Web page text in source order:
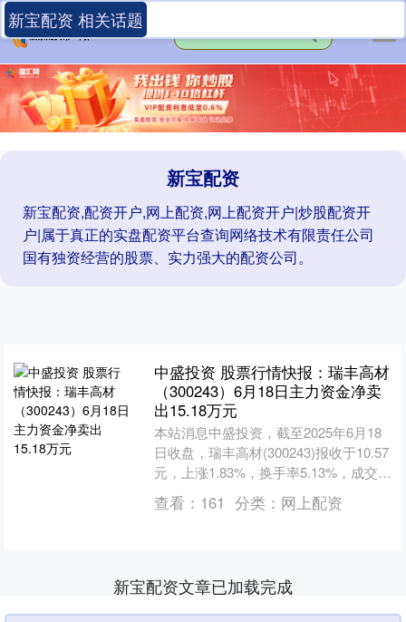
新宝配资
新宝配资,配资开户,网上配资,网上配资开户|炒股配资开
户|属于真正的实盘配资平台查询网络技术有限责任公司
国有独资经营的股票、实力强大的配资公司。
新宝配资 相关话题
中盛投资 股票行情快报：瑞丰高材
（300243）6月18日主力资金净卖
出15.18万元
本站消息中盛投资，截至2025年6月18
日收盘，瑞丰高材(300243)报收于10.57
元，上涨1.83%，换手率5.13%，成交量
9.98万手，成交额1.04....
查看： 161 分类： 网上配资
新宝配资文章已加载完成